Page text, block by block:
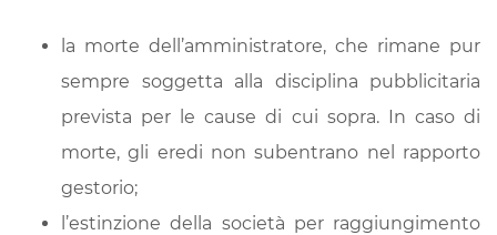
la morte dell’amministratore, che rimane pur
sempre soggetta alla disciplina pubblicitaria
prevista per le cause di cui sopra. In caso di
morte, gli eredi non subentrano nel rapporto
gestorio;
l’estinzione della società per raggiungimento